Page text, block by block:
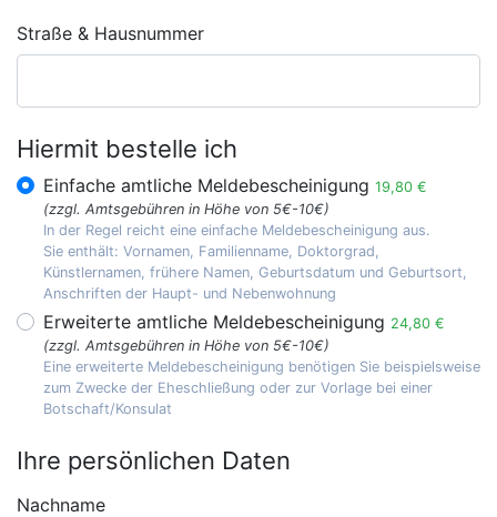
Straße & Hausnummer
Hiermit bestelle ich
Einfache amtliche Meldebescheinigung 19,80 €
(zzgl. Amtsgebühren in Höhe von 5€-10€)
In der Regel reicht eine einfache Meldebescheinigung aus.
Sie enthält: Vornamen, Familienname, Doktorgrad,
Künstlernamen, frühere Namen, Geburtsdatum und Geburtsort,
Anschriften der Haupt- und Nebenwohnung
Erweiterte amtliche Meldebescheinigung 24,80 €
(zzgl. Amtsgebühren in Höhe von 5€-10€)
Eine erweiterte Meldebescheinigung benötigen Sie beispielsweise
zum Zwecke der Eheschließung oder zur Vorlage bei einer
Botschaft/Konsulat
Ihre persönlichen Daten
Nachname